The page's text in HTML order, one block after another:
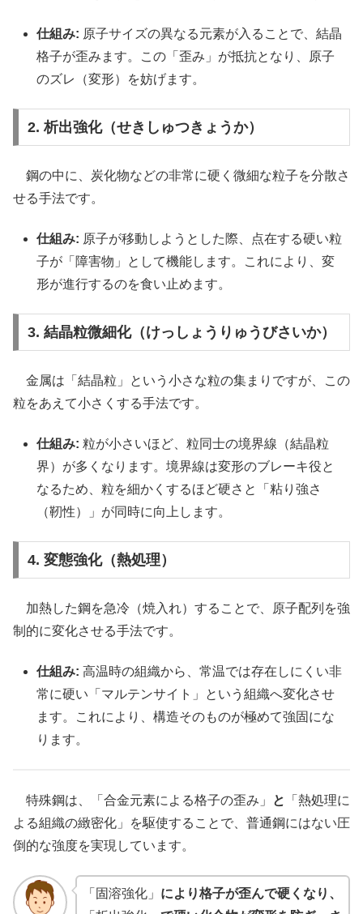
仕組み: 原子サイズの異なる元素が入ることで、結晶
格子が歪みます。この「歪み」が抵抗となり、原子
のズレ（変形）を妨げます。
2. 析出強化（せきしゅつきょうか）
鋼の中に、炭化物などの非常に硬く微細な粒子を分散さ
せる手法です。
仕組み: 原子が移動しようとした際、点在する硬い粒
子が「障害物」として機能します。これにより、変
形が進行するのを食い止めます。
3. 結晶粒微細化（けっしょうりゅうびさいか）
金属は「結晶粒」という小さな粒の集まりですが、この
粒をあえて小さくする手法です。
仕組み: 粒が小さいほど、粒同士の境界線（結晶粒
界）が多くなります。境界線は変形のブレーキ役と
なるため、粒を細かくするほど硬さと「粘り強さ
（靭性）」が同時に向上します。
4. 変態強化（熱処理）
加熱した鋼を急冷（焼入れ）することで、原子配列を強
制的に変化させる手法です。
仕組み: 高温時の組織から、常温では存在しにくい非
常に硬い「マルテンサイト」という組織へ変化させ
ます。これにより、構造そのものが極めて強固にな
ります。
特殊鋼は、「合金元素による格子の歪み」 と
「熱処理に
よる組織の緻密化」を駆使することで、普通鋼にはない圧
倒的な強度を実現しています。
「固溶強化」 により格子が歪んで硬くなり、